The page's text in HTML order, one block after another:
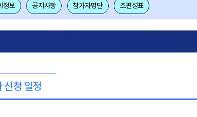
정보 공지사항 참가자명단 조편성표
신청 일정